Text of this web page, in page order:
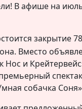
В афише на
закрытие 78
Вместо
Нос и
собачка